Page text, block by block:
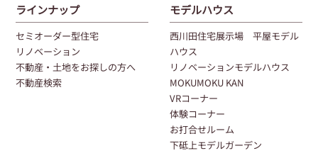
ラインナップ
セミオーダー型住宅
リノベーション
不動産・土地をお探しの方へ
不動産検索
モデルハウス
西川田住宅展示場 平屋モデル
ハウス
リノベーションモデルハウス
MOKUMOKU KAN
VRコーナー
体験コーナー
お打合せルーム
下砥上モデルガーデン